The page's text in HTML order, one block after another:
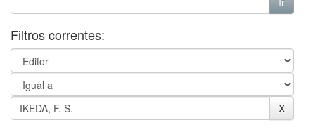
Filtros correntes: